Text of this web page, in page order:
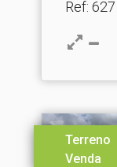
Ref: 627
Terreno
Venda